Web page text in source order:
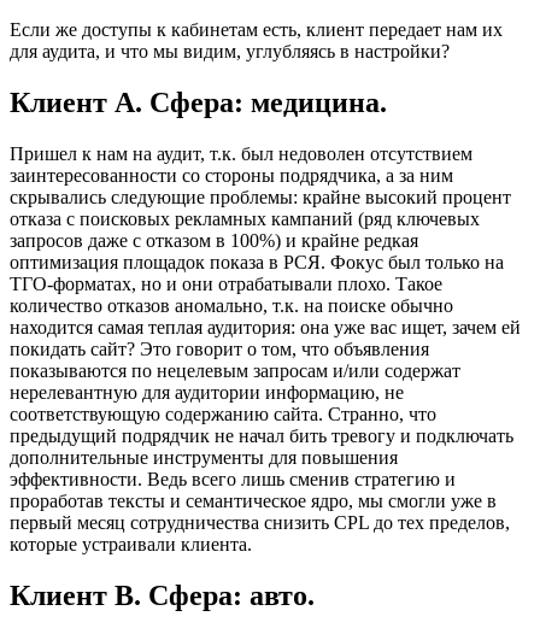
Если же доступы к кабинетам есть, клиент передает нам их
для аудита, и что мы видим, углубляясь в настройки?
Клиент А. Сфера: медицина.
Пришел к нам на аудит, т.к. был недоволен отсутствием
заинтересованности со стороны подрядчика, а за ним
скрывались следующие проблемы: крайне высокий процент
отказа с поисковых рекламных кампаний (ряд ключевых
запросов даже с отказом в 100%) и крайне редкая
оптимизация площадок показа в РСЯ. Фокус был только на
ТГО-форматах, но и они отрабатывали плохо. Такое
количество отказов аномально, т.к. на поиске обычно
находится самая теплая аудитория: она уже вас ищет, зачем ей
покидать сайт? Это говорит о том, что объявления
показываются по нецелевым запросам и/или содержат
нерелевантную для аудитории информацию, не
соответствующую содержанию сайта. Странно, что
предыдущий подрядчик не начал бить тревогу и подключать
дополнительные инструменты для повышения
эффективности. Ведь всего лишь сменив стратегию и
проработав тексты и семантическое ядро, мы смогли уже в
первый месяц сотрудничества снизить CPL до тех пределов,
которые устраивали клиента.
Клиент В. Сфера: авто.